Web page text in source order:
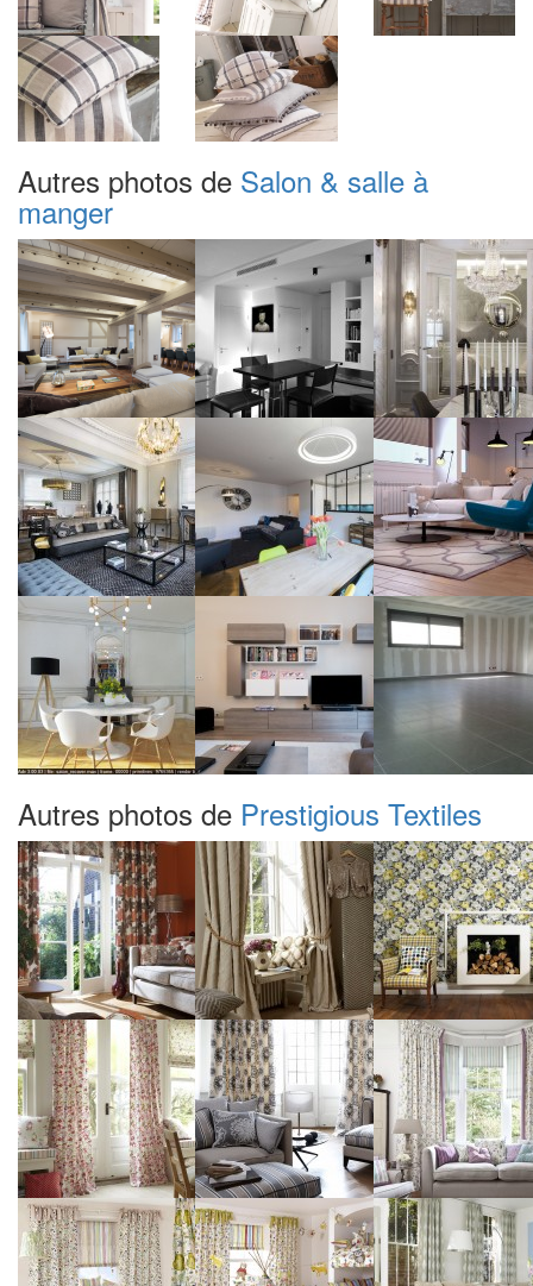
Autres photos de Salon & salle à
manger
Autres photos de Prestigious Textiles